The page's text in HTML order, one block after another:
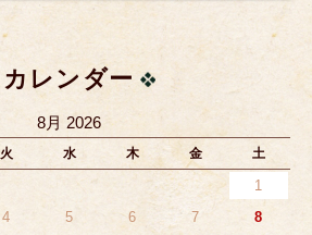
カレンダー
8月 2026
火 水 木 金 土
1
4 5 6 7
8